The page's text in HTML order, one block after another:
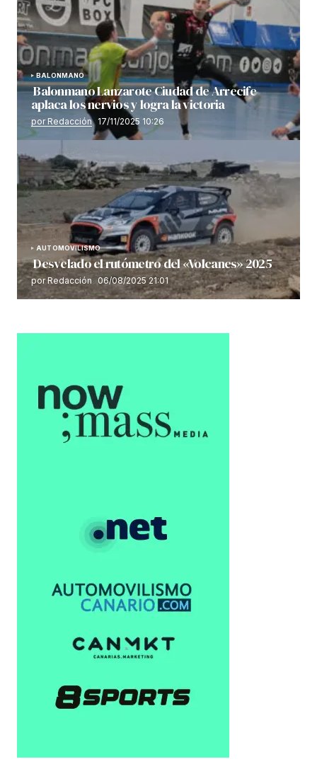
BALONMANO
Balonmano Lanzarote Ciudad de Arrecife
aplaca los nervios y logra la victoria
por Redacción 17/11/2025 10:26
AUTOMOVILISMO
Desvelado el rutómetro del «Volcanes» 2025
por Redacción 06/08/2025 21:01